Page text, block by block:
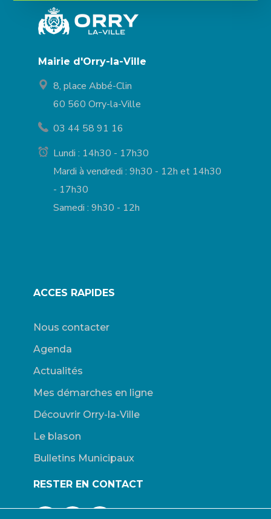
Mairie d'Orry-la-Ville
8, place Abbé-Clin
60 560 Orry-la-Ville
03 44 58 91 16
Lundi : 14h30 - 17h30
Mardi à vendredi : 9h30 - 12h et 14h30
- 17h30
Samedi : 9h30 - 12h
ACCES RAPIDES
Nous contacter
Agenda
Actualités
Mes démarches en ligne
Découvrir Orry-la-Ville
Le blason
Bulletins Municipaux
RESTER EN CONTACT